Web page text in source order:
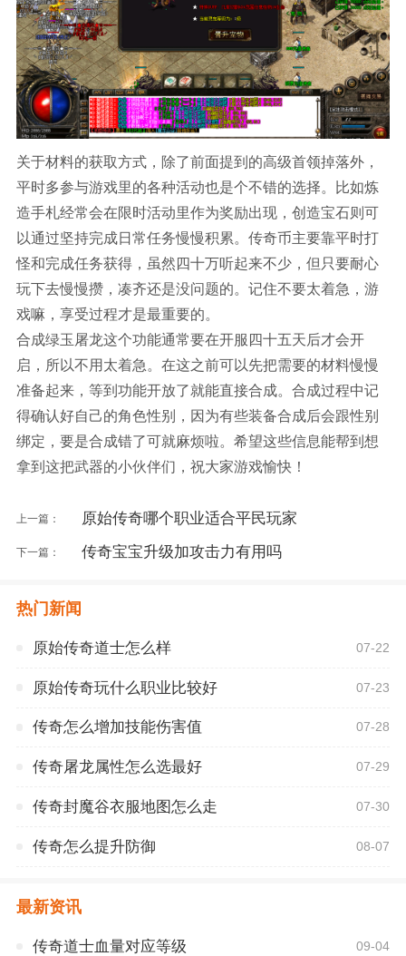
关于材料的获取方式，除了前面提到的高级首领掉落外，
平时多参与游戏里的各种活动也是个不错的选择。比如炼
造手札经常会在限时活动里作为奖励出现，创造宝石则可
以通过坚持完成日常任务慢慢积累。传奇币主要靠平时打
怪和完成任务获得，虽然四十万听起来不少，但只要耐心
玩下去慢慢攒，凑齐还是没问题的。记住不要太着急，游
戏嘛，享受过程才是最重要的。
合成绿玉屠龙这个功能通常要在开服四十五天后才会开
启，所以不用太着急。在这之前可以先把需要的材料慢慢
准备起来，等到功能开放了就能直接合成。合成过程中记
得确认好自己的角色性别，因为有些装备合成后会跟性别
绑定，要是合成错了可就麻烦啦。希望这些信息能帮到想
拿到这把武器的小伙伴们，祝大家游戏愉快！
上一篇： 原始传奇哪个职业适合平民玩家
下一篇： 传奇宝宝升级加攻击力有用吗
热门新闻
原始传奇道士怎么样 07-22
原始传奇玩什么职业比较好 07-23
传奇怎么增加技能伤害值 07-28
传奇屠龙属性怎么选最好 07-29
传奇封魔谷衣服地图怎么走 07-30
传奇怎么提升防御 08-07
最新资讯
传奇道士血量对应等级 09-04